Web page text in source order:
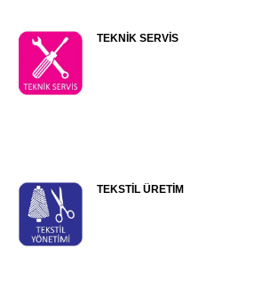
TEKNİK SERVİS
TEKSTİL ÜRETİM